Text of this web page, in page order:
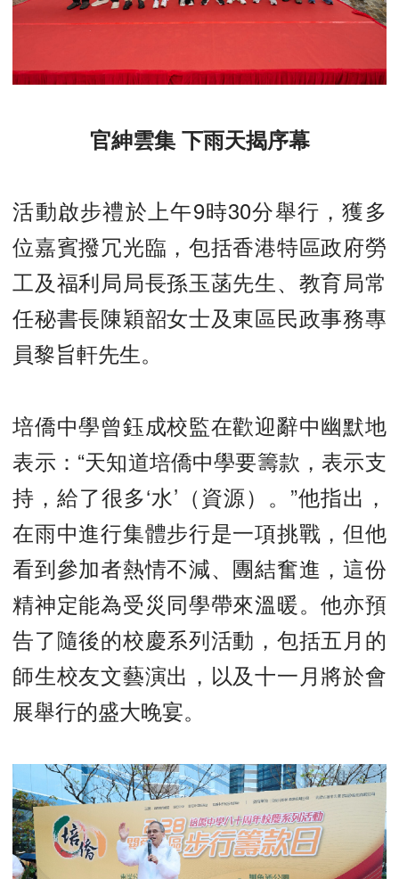
官紳雲集 下雨天揭序幕
活動啟步禮於上午9時30分舉行，獲多
位嘉賓撥冗光臨，包括香港特區政府勞
工及福利局局長孫玉菡先生、教育局常
任秘書長陳穎韶女士及東區民政事務專
員黎旨軒先生。
培僑中學曾鈺成校監在歡迎辭中幽默地
表示：“天知道培僑中學要籌款，表示支
持，給了很多‘水’（資源）。”他指出，
在雨中進行集體步行是一項挑戰，但他
看到參加者熱情不減、團結奮進，這份
精神定能為受災同學帶來溫暖。他亦預
告了隨後的校慶系列活動，包括五月的
師生校友文藝演出，以及十一月將於會
展舉行的盛大晚宴。